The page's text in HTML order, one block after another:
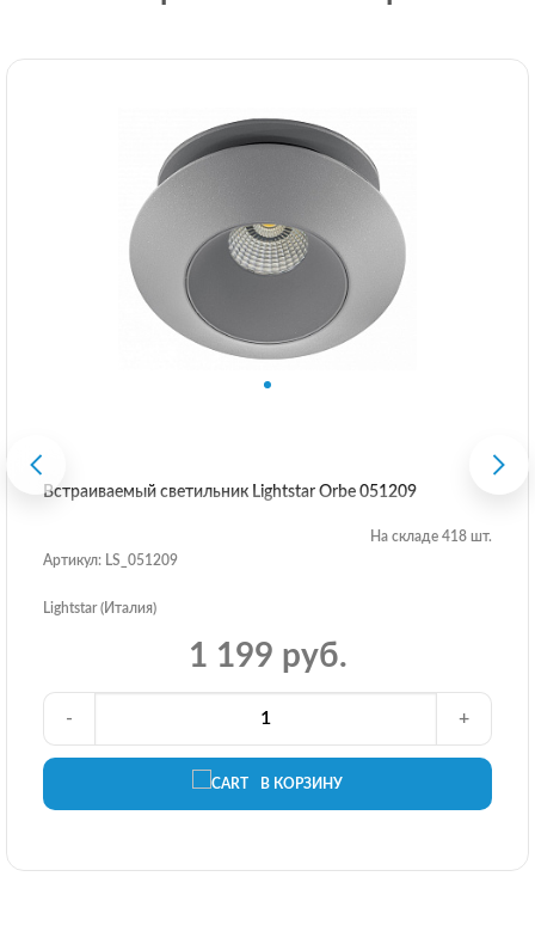
Встраиваемый светильник Lightstar Orbe 051209
На складе 418 шт.
Артикул: LS_051209
Lightstar (Италия)
1 199 руб.
В КОРЗИНУ
- +